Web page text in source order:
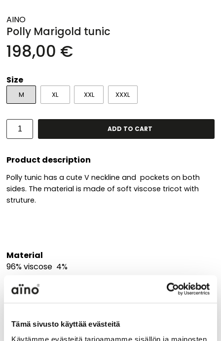
Tämä sivusto käyttää evästeitä
Käytämme evästeitä tarjoamamme sisällön ja mainosten
AINO
Polly Marigold tunic
198,00 €
Size
M XL XXL XXXL
ADD TO CART
Product description
Polly tunic has a cute V neckline and pockets on both
sides. The material is made of soft viscose tricot with
struture.
Material
96% viscose 4%
Care instruction